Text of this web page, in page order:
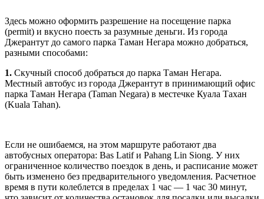
Здесь можно оформить разрешение на посещение парка
(permit) и вкусно поесть за разумные деньги. Из города
Джерантут до самого парка Таман Негара можно добраться,
разными способами:
1. Скучный способ добраться до парка Таман Негара.
Местный автобус из города Джерантут в принимающий офис
парка Таман Негара (Taman Negara) в местечке Куала Тахан
(Kuala Tahan).
Если не ошибаемся, на этом маршруте работают два
автобусных оператора: Bas Latif и Pahang Lin Siong. У них
ограниченное количество поездок в день, и расписание может
быть изменено без предварительного уведомления. Расчетное
время в пути колеблется в пределах 1 час — 1 час 30 минут,